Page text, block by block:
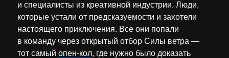
и специалисты из креативной индустрии. Люди,
которые устали от предсказуемости и захотели
настоящего приключения. Все они попали
в команду через открытый отбор Силы ветра —
тот самый опен-кол, где нужно было доказать